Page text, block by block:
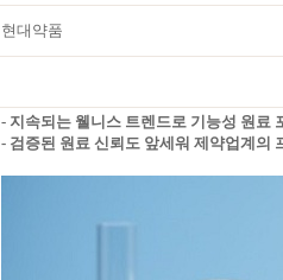
현대약품
- 지속되는 웰니스 트렌드로 기능성 원료
- 검증된 원료 신뢰도 앞세워 제약업계의